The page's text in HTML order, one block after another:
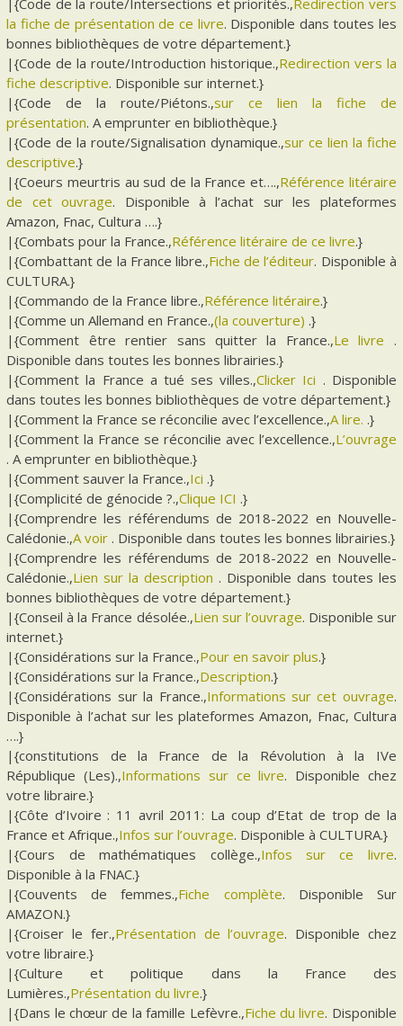
|{Code de la route/Intersections et priorités.,Redirection vers
la fiche de présentation de ce livre. Disponible dans toutes les
bonnes bibliothèques de votre département.}
|{Code de la route/Introduction historique.,Redirection vers la
fiche descriptive. Disponible sur internet.}
|{Code de la route/Piétons.,sur ce lien la fiche de
présentation. A emprunter en bibliothèque.}
|{Code de la route/Signalisation dynamique.,sur ce lien la fiche
descriptive.}
|{Coeurs meurtris au sud de la France et….,Référence litéraire
de cet ouvrage. Disponible à l’achat sur les plateformes
Amazon, Fnac, Cultura ….}
|{Combats pour la France.,Référence litéraire de ce livre.}
|{Combattant de la France libre.,Fiche de l’éditeur. Disponible à
CULTURA.}
|{Commando de la France libre.,Référence litéraire.}
|{Comme un Allemand en France.,(la couverture) .}
|{Comment être rentier sans quitter la France.,Le livre .
Disponible dans toutes les bonnes librairies.}
|{Comment la France a tué ses villes.,Clicker Ici . Disponible
dans toutes les bonnes bibliothèques de votre département.}
|{Comment la France se réconcilie avec l’excellence.,A lire. .}
|{Comment la France se réconcilie avec l’excellence.,L’ouvrage
. A emprunter en bibliothèque.}
|{Comment sauver la France.,Ici .}
|{Complicité de génocide ?.,Clique ICI .}
|{Comprendre les référendums de 2018-2022 en Nouvelle-
Calédonie.,A voir . Disponible dans toutes les bonnes librairies.}
|{Comprendre les référendums de 2018-2022 en Nouvelle-
Calédonie.,Lien sur la description . Disponible dans toutes les
bonnes bibliothèques de votre département.}
|{Conseil à la France désolée.,Lien sur l’ouvrage. Disponible sur
internet.}
|{Considérations sur la France.,Pour en savoir plus.}
|{Considérations sur la France.,Description.}
|{Considérations sur la France.,Informations sur cet ouvrage.
Disponible à l’achat sur les plateformes Amazon, Fnac, Cultura
….}
|{constitutions de la France de la Révolution à la IVe
République (Les).,Informations sur ce livre. Disponible chez
votre libraire.}
|{Côte d’Ivoire : 11 avril 2011: La coup d’Etat de trop de la
France et Afrique.,Infos sur l’ouvrage. Disponible à CULTURA.}
|{Cours de mathématiques collège.,Infos sur ce livre.
Disponible à la FNAC.}
|{Couvents de femmes.,Fiche complète. Disponible Sur
AMAZON.}
|{Croiser le fer.,Présentation de l’ouvrage. Disponible chez
votre libraire.}
|{Culture et politique dans la France des
Lumières.,Présentation du livre.}
|{Dans le chœur de la famille Lefèvre.,Fiche du livre. Disponible